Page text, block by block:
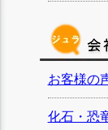
お客様の
化石・恐